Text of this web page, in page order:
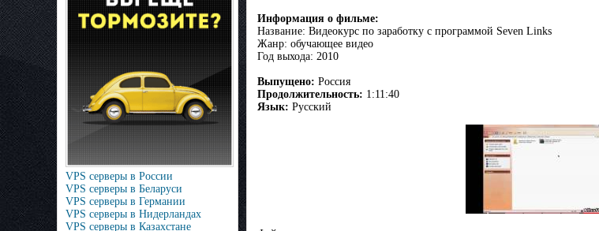
VPS серверы в России
VPS серверы в Беларуси
VPS серверы в Германии
VPS серверы в Нидерландах
VPS серверы в Казахстане
Информация о фильме:
Название: Видеокурс по заработку с программой Seven Links
Жанр: обучающее видео
Год выхода: 2010
Выпущено: Россия
Продолжительность: 1:11:40
Язык: Русский